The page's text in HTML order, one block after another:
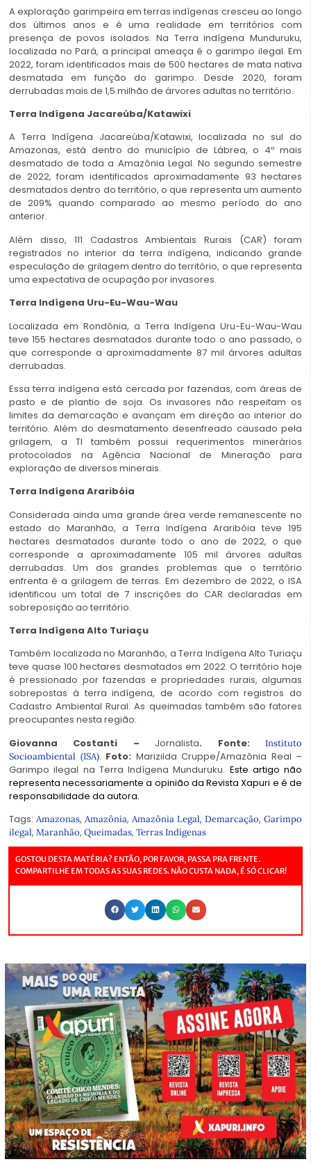
A exploração garimpeira em terras indígenas cresceu ao longo
dos últimos anos e é uma realidade em territórios com
presença de povos isolados. Na Terra indígena Munduruku,
localizada no Pará, a principal ameaça é o garimpo ilegal. Em
2022, foram identificados mais de 500 hectares de mata nativa
desmatada em função do garimpo. Desde 2020, foram
derrubadas mais de 1,5 milhão de árvores adultas no território.
Terra Indígena Jacareúba/Katawixi
A Terra Indígena Jacareúba/Katawixi, localizada no sul do
Amazonas, está dentro do município de Lábrea, o 4º mais
desmatado de toda a Amazônia Legal. No segundo semestre
de 2022, foram identificados aproximadamente 93 hectares
desmatados dentro do território, o que representa um aumento
de 209% quando comparado ao mesmo período do ano
anterior.
Além disso, 111 Cadastros Ambientais Rurais (CAR) foram
registrados no interior da terra indígena, indicando grande
especulação de grilagem dentro do território, o que representa
uma expectativa de ocupação por invasores.
Terra Indígena Uru-Eu-Wau-Wau
Localizada em Rondônia, a Terra Indígena Uru-Eu-Wau-Wau
teve 155 hectares desmatados durante todo o ano passado, o
que corresponde a aproximadamente 87 mil árvores adultas
derrubadas.
Essa terra indígena está cercada por fazendas, com áreas de
pasto e de plantio de soja. Os invasores não respeitam os
limites da demarcação e avançam em direção ao interior do
território. Além do desmatamento desenfreado causado pela
grilagem, a TI também possui requerimentos minerários
protocolados na Agência Nacional de Mineração para
exploração de diversos minerais.
Terra Indígena Araribóia
Considerada ainda uma grande área verde remanescente no
estado do Maranhão, a Terra Indígena Araribóia teve 195
hectares desmatados durante todo o ano de 2022, o que
corresponde a aproximadamente 105 mil árvores adultas
derrubadas. Um dos grandes problemas que o território
enfrenta é a grilagem de terras. Em dezembro de 2022, o ISA
identificou um total de 7 inscrições do CAR declaradas em
sobreposição ao território.
Terra Indígena Alto Turiaçu
Também localizada no Maranhão, a Terra Indígena Alto Turiaçu
teve quase 100 hectares desmatados em 2022. O território hoje
é pressionado por fazendas e propriedades rurais, algumas
sobrepostas à terra indígena, de acordo com registros do
Cadastro Ambiental Rural. As queimadas também são fatores
preocupantes nesta região.
Giovanna Costanti – Jornalista. Fonte:
Instituto
Socioambiental (ISA). Foto: Marizilda Cruppe/Amazônia Real –
Garimpo ilegal na Terra Indígena Munduruku. Este artigo não
representa necessariamente a opinião da Revista Xapuri e é de
responsabilidade da autora.
Tags: Amazonas, Amazônia, Amazônia Legal, Demarcação, Garimpo
ilegal, Maranhão, Queimadas, Terras Indígenas
GOSTOU DESTA MATÉRIA? ENTÃO, POR FAVOR, PASSA PRA FRENTE.
COMPARTILHE EM TODAS AS SUAS REDES. NÃO CUSTA NADA, É SÓ CLICAR!